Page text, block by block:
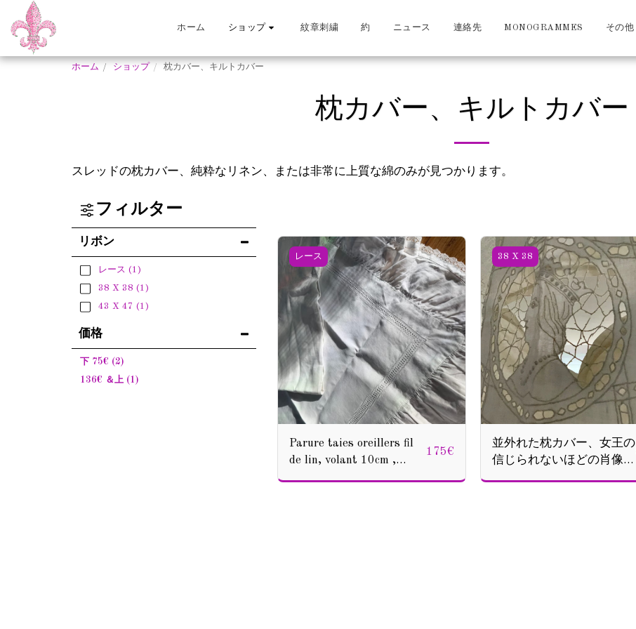
ホーム ショップ 紋章刺繍 約 ニュース 連絡先 MONOGRAMMES その他
ホーム ショップ 枕カバー、キルトカバー
枕カバー、キルトカバー
スレッドの枕カバー、純粋なリネン、または非常に上質な綿のみが見つかります。
フィルター
価格
下 75€ (2)
136€ ＆上 (1)
リボン
レース (1)
38 X 38 (1)
43 X 47 (1)
レース
Parure taies oreillers fil
de lin, volant 10cm ,
175€
38 X 38
並外れた枕カバー、女王の
信じられないほどの肖像